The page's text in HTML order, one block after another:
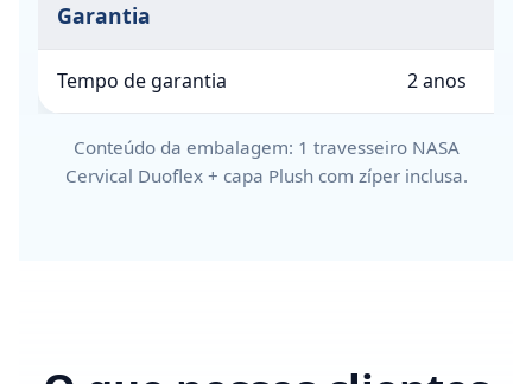
Garantia
Tempo de garantia 2 anos
Conteúdo da embalagem: 1 travesseiro NASA
Cervical Duoflex + capa Plush com zíper inclusa.